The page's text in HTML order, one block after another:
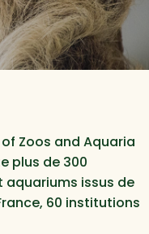
of Zoos and Aquaria
plus de 300
aquariums issus de
60 institutions